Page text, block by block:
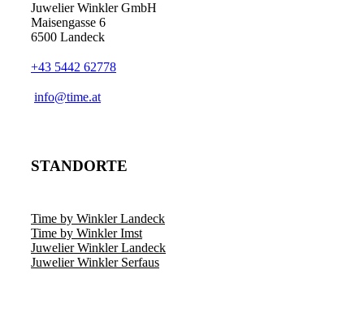
Juwelier Winkler GmbH
Maisengasse 6
6500 Landeck
+43 5442 62778
info@time.at
STANDORTE
Time by Winkler Landeck
Time by Winkler Imst
Juwelier Winkler Landeck
Juwelier Winkler Serfaus